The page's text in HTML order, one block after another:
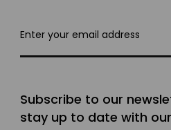
Enter your email address
Subscribe to our
stay up to date with